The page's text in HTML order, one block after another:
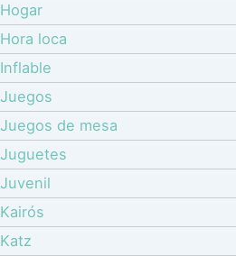
Hogar
Hora loca
Inflable
Juegos
Juegos de mesa
Juguetes
Juvenil
Kairós
Katz